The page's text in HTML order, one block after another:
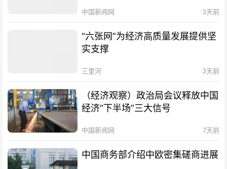
中国新闻网 3天前
“六张网”为经济高质量发展提供坚
实支撑
三里河 3天前
（经济观察）政治局会议释放中国
经济“下半场”三大信号
中国新闻网 7天前
中国商务部介绍中欧密集磋商进展